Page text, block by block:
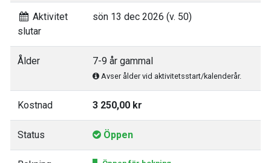
Aktivitet
slutar
sön 13 dec 2026 (v. 50)
Ålder 7-9 år gammal
Avser ålder vid aktivitetsstart/kalenderår.
Kostnad 3 250,00 kr
Status Öppen